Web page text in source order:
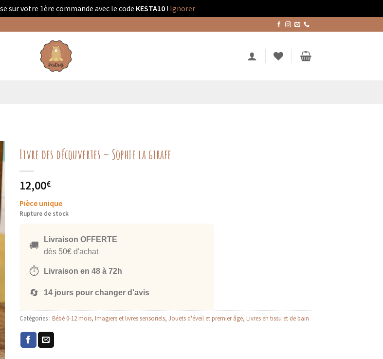
sur votre 1ère commande avec le code KESTA10! Ignorer
Livre des découvertes – Sophie la girafe
12,00€
Pièce unique
Rupture de stock
🚚
Livraison OFFERTE
dès 50€ d'achat
⏱️ Livraison en 48 à 72h
🔄 14 jours pour changer d'avis
Catégories : Bébé 0-12 mois, Imagiers et livres sensoriels, Jouets d'éveil et premier âge, Livres en tissu et de bain